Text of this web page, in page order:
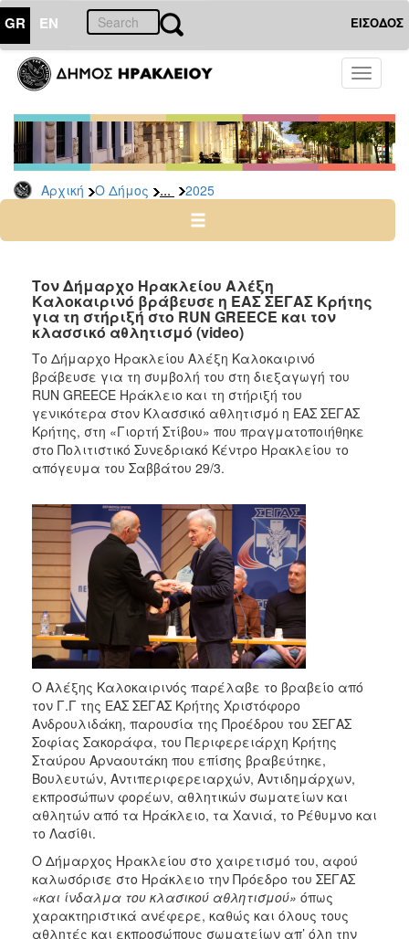
GR EN ΕΙΣΟΔΟΣ
Toggle
Αρχική Ο Δήμος ... 2025
ΔΗΜΟΣ
Δελτία
Τύπου
Αρχείο
2026
2024
2022
2021
2020
2019
2018
2017
2016
2013
2012
2011
2010
2006
ΤΟΠΟΣ
ΠΟΛΙΤΙΣΜΟΣ
ΑΝΘΕΚΤΙΚΗ
ΠΟΛΗ
Τον Δήμαρχο Ηρακλείου Αλέξη
Καλοκαιρινό βράβευσε η ΕΑΣ ΣΕΓΑΣ Κρήτης
για τη στήριξή στο RUN GREECE και τον
κλασσικό αθλητισμό (video)
Το Δήμαρχο Ηρακλείου Αλέξη Καλοκαιρινό
βράβευσε για τη συμβολή του στη διεξαγωγή του
RUN GREECE Ηράκλειο και τη στήριξή του
γενικότερα στον Κλασσικό αθλητισμό η ΕΑΣ ΣΕΓΑΣ
Κρήτης, στη «Γιορτή Στίβου» που πραγματοποιήθηκε
στο Πολιτιστικό Συνεδριακό Κέντρο Ηρακλείου το
απόγευμα του Σαββάτου 29/3.
Ο Αλέξης Καλοκαιρινός παρέλαβε το βραβείο από
τον Γ.Γ της ΕΑΣ ΣΕΓΑΣ Κρήτης Χριστόφορο
Ανδρουλιδάκη, παρουσία της Προέδρου του ΣΕΓΑΣ
Σοφίας Σακοράφα, του Περιφερειάρχη Κρήτης
Σταύρου Αρναουτάκη που επίσης βραβεύτηκε,
Βουλευτών, Αντιπεριφερειαρχών, Αντιδημάρχων,
εκπροσώπων φορέων, αθλητικών σωματείων και
αθλητών από τα Ηράκλειο, τα Χανιά, το Ρέθυμνο και
το Λασίθι.
Ο Δήμαρχος Ηρακλείου στο χαιρετισμό του, αφού
καλωσόρισε στο Ηράκλειο την Πρόεδρο του ΣΕΓΑΣ
«και ίνδαλμα του κλασικού αθλητισμού» όπως
χαρακτηριστικά ανέφερε, καθώς και όλους τους
αθλητές και εκπροσώπους σωματείων απ’ όλη την